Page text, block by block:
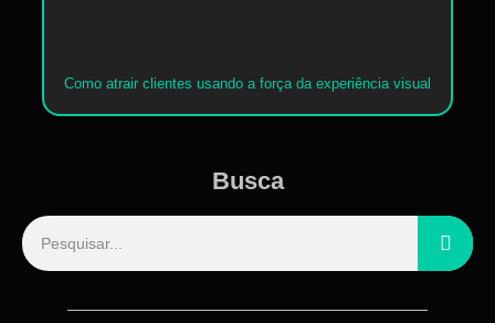
Como atrair clientes usando a força da experiência visual
Busca